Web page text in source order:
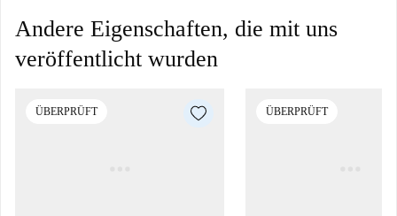
Andere Eigenschaften, die mit uns
veröffentlicht wurden
ÜBERPRÜFT ÜBERPRÜFT